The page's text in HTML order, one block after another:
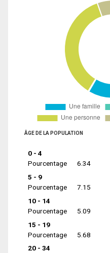
ÂGE DE LA POPULATION
0 - 4
Pourcentage
6.34
5 - 9
Pourcentage
7.15
10 - 14
Pourcentage
5.09
15 - 19
Pourcentage
5.68
20 - 34